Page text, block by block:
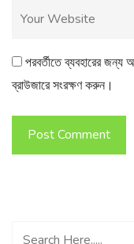
পরবর্তীতে ব্যবহারের জন্য
ব্রাউজারে সংরক্ষণ করুন।
Post Comment